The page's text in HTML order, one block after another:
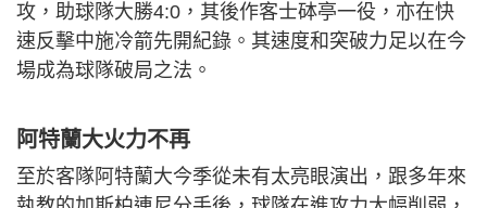
攻，助球隊大勝4:0，其後作客士砵亭一役，亦在快
速反擊中施冷箭先開紀錄。其速度和突破力足以在今
場成為球隊破局之法。
阿特蘭大火力不再
至於客隊阿特蘭大今季從未有太亮眼演出，跟多年來